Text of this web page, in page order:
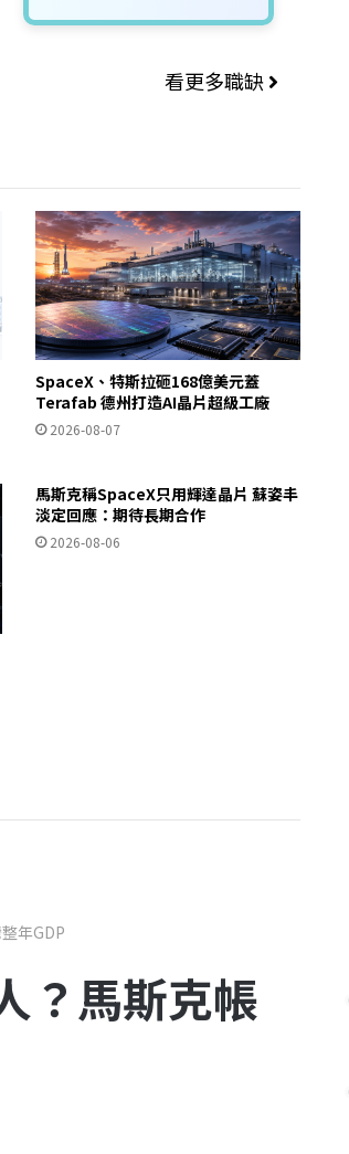
看更多職缺
SpaceX、特斯拉砸168億美元蓋
Terafab 德州打造AI晶片超級工廠
2026-08-07
馬斯克稱SpaceX只用輝達晶片 蘇姿丰
淡定回應：期待長期合作
2026-08-06